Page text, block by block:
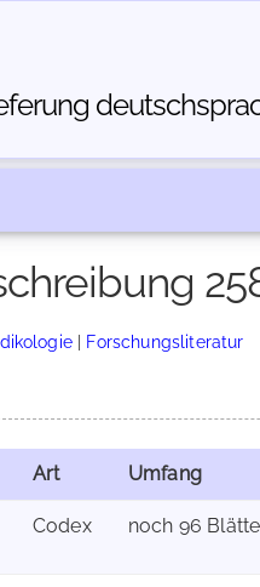
| Forschungsliteratur
Art Umfang
Codex noch 96